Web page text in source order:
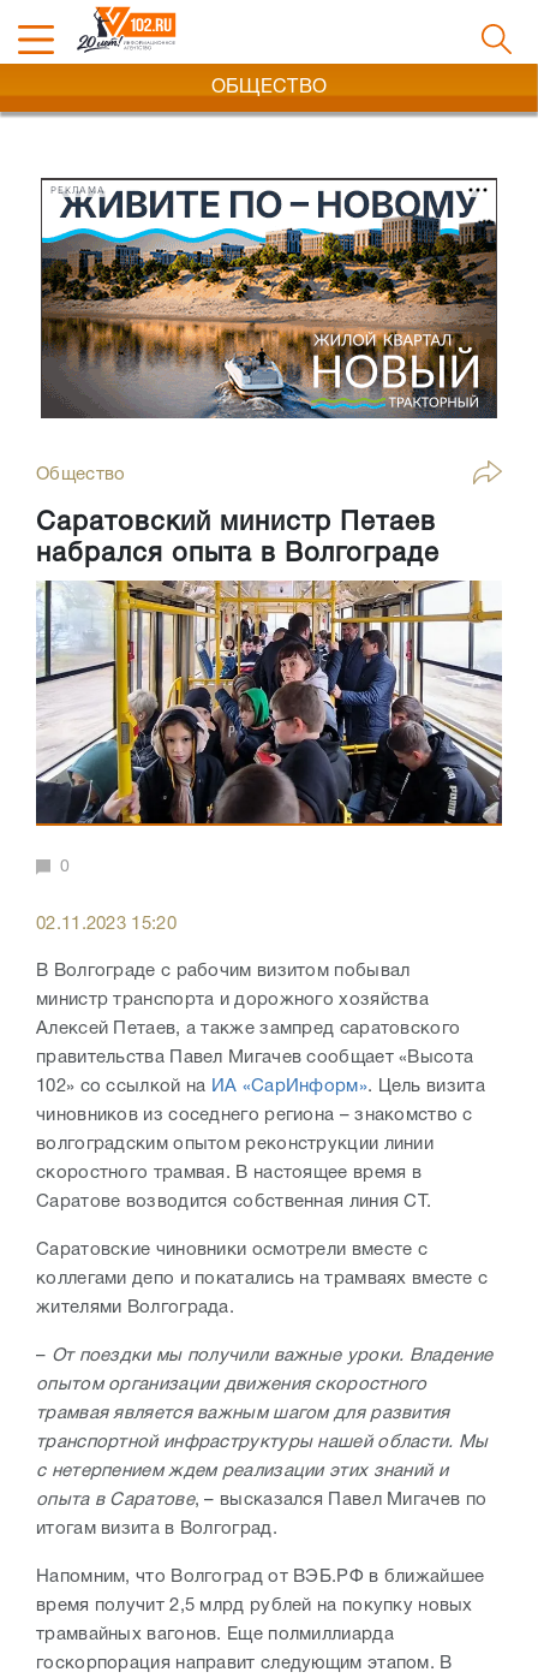
ОБЩЕСТВО
РЕКЛАМА
Общество
Саратовский министр Петаев
набрался опыта в Волгограде
0
02.11.2023 15:20
В Волгограде с рабочим визитом побывал
министртранспорта и дорожного хозяйства
Алексей Петаев, а также зампред саратовского
правительства Павел Мигачев сообщает «Высота
102» со ссылкой на ИА «СарИнформ». Цель визита
чиновников из соседнего региона – знакомство с
волгоградским опытом реконструкции линии
скоростного трамвая. В настоящее время в
Саратове возводится собственная линия СТ.
Саратовские чиновники осмотрели вместе с
коллегами депо и покатались на трамваях вместе с
жителями Волгограда.
– От поездки мы получили важные уроки. Владение
опытом организации движения скоростного
трамвая является важным шагом для развития
транспортной инфраструктуры нашей области. Мы
с нетерпением ждем реализации этих знаний и
опыта в Саратове, – высказался Павел Мигачев по
итогам визита в Волгоград.
Напомним, что Волгоград от ВЭБ.РФ в ближайшее
время получит 2,5 млрд рублей на покупку новых
трамвайных вагонов. Еще полмиллиарда
госкорпорация направит следующим этапом. В